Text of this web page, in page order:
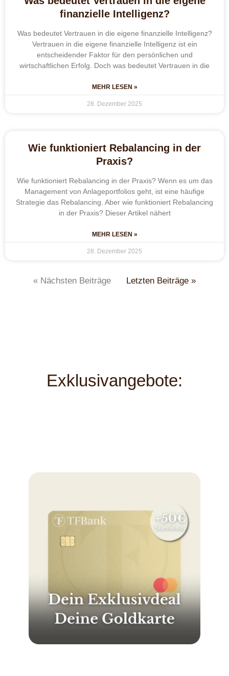
finanzielle Intelligenz?
Was bedeutet Vertrauen in die eigene finanzielle Intelligenz?
Vertrauen in die eigene finanzielle Intelligenz ist ein
entscheidender Faktor für den persönlichen und
wirtschaftlichen Erfolg. Doch was bedeutet Vertrauen in die
MEHR LESEN »
28. Dezember 2025
Wie funktioniert Rebalancing in der
Praxis?
Wie funktioniert Rebalancing in der Praxis? Wenn es um das
Management von Anlageportfolios geht, ist eine häufige
Strategie das Rebalancing. Aber wie funktioniert Rebalancing
in der Praxis? Dieser Artikel nähert
MEHR LESEN »
28. Dezember 2025
« Nächsten Beiträge Letzten Beiträge »
Exklusivangebote: